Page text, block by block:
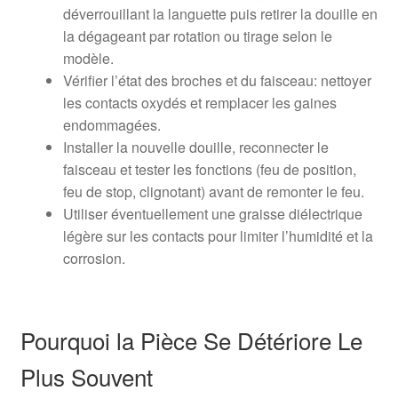
déverrouillant la languette puis retirer la douille en
la dégageant par rotation ou tirage selon le
modèle.
Vérifier l’état des broches et du faisceau: nettoyer
les contacts oxydés et remplacer les gaines
endommagées.
Installer la nouvelle douille, reconnecter le
faisceau et tester les fonctions (feu de position,
feu de stop, clignotant) avant de remonter le feu.
Utiliser éventuellement une graisse diélectrique
légère sur les contacts pour limiter l’humidité et la
corrosion.
Pourquoi la Pièce Se Détériore Le
Plus Souvent